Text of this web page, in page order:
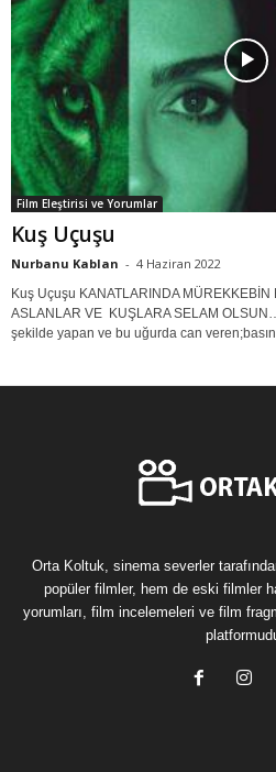
Film Eleştirisi ve Yorumlar
Kuş Uçuşu
Nurbanu Kablan - 4 Haziran 2022
Kuş Uçuşu KANATLARINDA MÜREKKEBİN
ASLANLAR VE KUŞLARA SELAM
şekilde yapan ve bu uğurda can
Orta Koltuk, sinema severler
popüler filmler, hem de eski filmler
yorumları, film incelemeleri ve film